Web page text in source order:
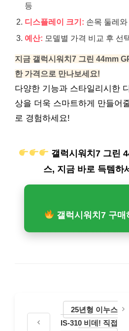
등
디스플레이 크기: 손목 둘레
예산: 모델별 가격 비교 후 선
지금 갤럭시워치7 그린 44mm
한 가격으로 만나보세요!
다양한 기능과 스타일리시한
상을 더욱 스마트하게 만들어
로 경험하세요!
갤럭시워치7 그린
스, 지금 바로 득템하
갤럭시워치7 구매
25년형 이누스
IS-310 비데! 직접